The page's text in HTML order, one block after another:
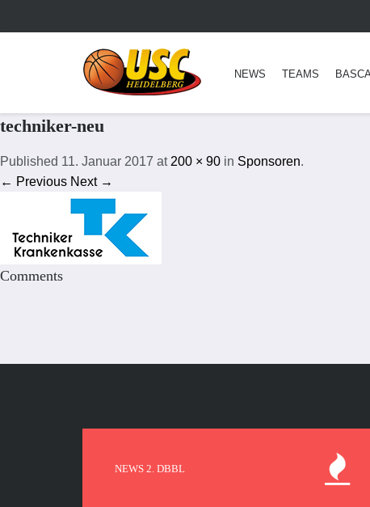
NEWS TEAMS
techniker-neu
Published 11. Januar 2017 at 200 × 90 in Sponsoren.
← Previous Next →
Comments
NEWS 2. DBBL